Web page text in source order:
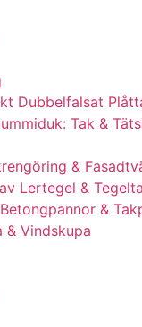
Dubbelfalsat
Tak &
&
Lertegel &
&
& Vindskupa